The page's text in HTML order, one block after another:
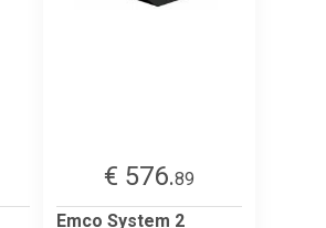
€ 576.89
Emco System 2